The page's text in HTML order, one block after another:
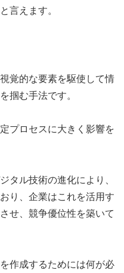
言えます。
覚的な要素を駆使して情
掴む手法です。
プロセスに大きく影響を
タル技術の進化により、
り、企業はこれを活用す
せ、競争優位性を築いて
作成するためには何が必